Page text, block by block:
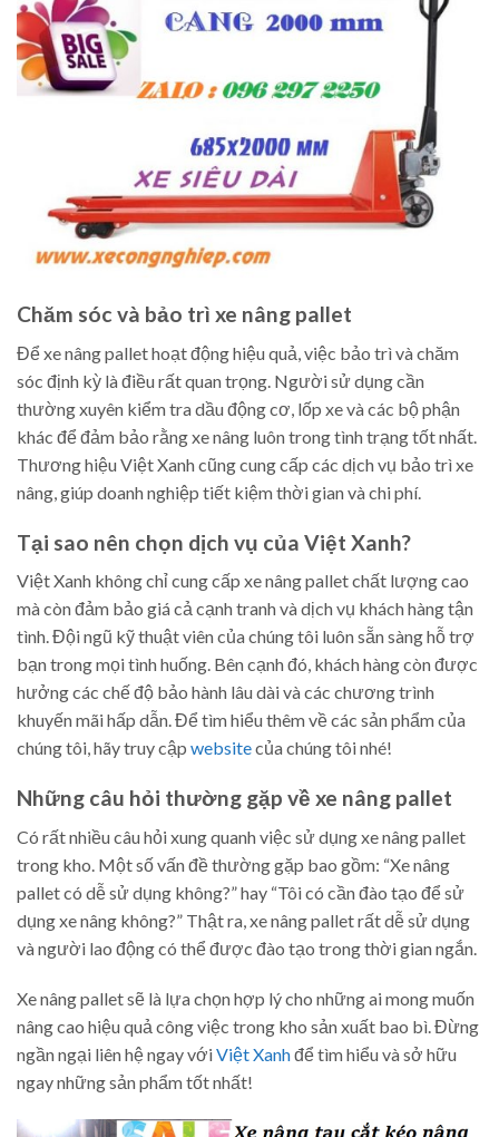
Chăm sóc và bảo trì xe nâng pallet
Để xe nâng pallet hoạt động hiệu quả, việc bảo trì và chăm
sóc định kỳ là điều rất quan trọng. Người sử dụng cần
thường xuyên kiểm tra dầu động cơ, lốp xe và các bộ phận
khác để đảm bảo rằng xe nâng luôn trong tình trạng tốt nhất.
Thương hiệu Việt Xanh cũng cung cấp các dịch vụ bảo trì xe
nâng, giúp doanh nghiệp tiết kiệm thời gian và chi phí.
Tại sao nên chọn dịch vụ của Việt Xanh?
Việt Xanh không chỉ cung cấp xe nâng pallet chất lượng cao
mà còn đảm bảo giá cả cạnh tranh và dịch vụ khách hàng tận
tình. Đội ngũ kỹ thuật viên của chúng tôi luôn sẵn sàng hỗ trợ
bạn trong mọi tình huống. Bên cạnh đó, khách hàng còn được
hưởng các chế độ bảo hành lâu dài và các chương trình
khuyến mãi hấp dẫn. Để tìm hiểu thêm về các sản phẩm của
chúng tôi, hãy truy cập websitecủa chúng tôi nhé!
Những câu hỏi thường gặp về xe nâng pallet
Có rất nhiều câu hỏi xung quanh việc sử dụng xe nâng pallet
trong kho. Một số vấn đề thường gặp bao gồm: “Xe nâng
pallet có dễ sử dụng không?” hay “Tôi có cần đào tạo để sử
dụng xe nâng không?” Thật ra, xe nâng pallet rất dễ sử dụng
và người lao động có thể được đào tạo trong thời gian ngắn.
Xe nâng pallet sẽ là lựa chọn hợp lý cho những ai mong muốn
nâng cao hiệu quả công việc trong kho sản xuất bao bì. Đừng
ngần ngại liên hệ ngay vớiViệt Xanhđể tìm hiểu và sở hữu
ngay những sản phẩm tốt nhất!